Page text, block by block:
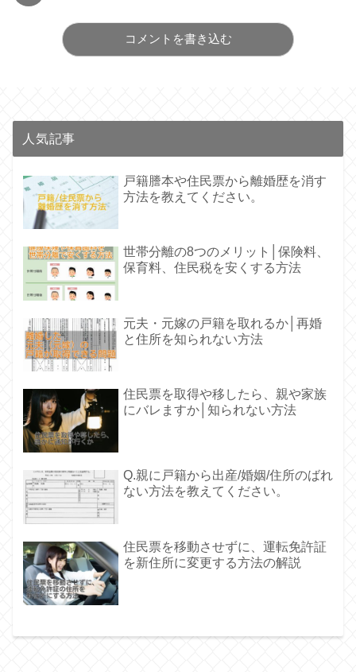
コメントを書き込む
人気記事
戸籍謄本や住民票から離婚歴を消す
方法を教えてください。
世帯分離の8つのメリット│保険料、
保育料、住民税を安くする方法
元夫・元嫁の戸籍を取れるか│再婚
と住所を知られない方法
住民票を取得や移したら、親や家族
にバレますか│知られない方法
Q.親に戸籍から出産/婚姻/住所のばれ
ない方法を教えてください。
住民票を移動させずに、運転免許証
を新住所に変更する方法の解説